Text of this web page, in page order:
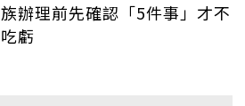
族辦理前先確認「5件事」才不
吃虧